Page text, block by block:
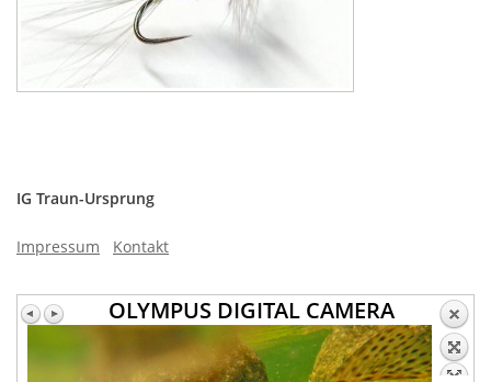
IG Traun-Ursprung
Impressum Kontakt
OLYMPUS DIGITAL CAMERA